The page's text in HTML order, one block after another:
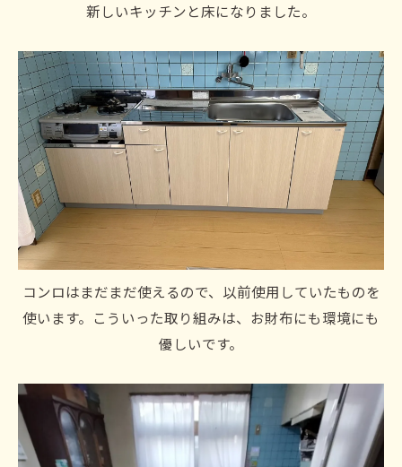
新しいキッチンと床になりました。
コンロはまだまだ使えるので、以前使用していたものを
使います。こういった取り組みは、お財布にも環境にも
優しいです。